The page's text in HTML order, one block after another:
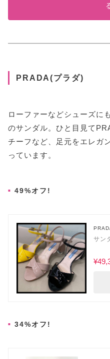
PRADA(プラダ)
ローファーなどシューズに
のサンダル。ひと目見て
チーフなど、足元をエレガ
っています。
49%オフ!
サン
34%オフ!